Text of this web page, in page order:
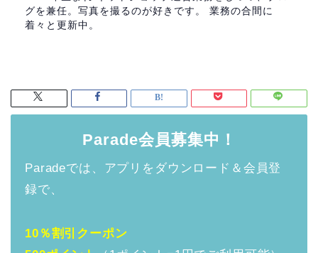
グを兼任。写真を撮るのが好きです。 業務の合間に
着々と更新中。
Parade会員募集中！
Paradeでは、アプリをダウンロード＆会員登
録で、
10％割引クーポン